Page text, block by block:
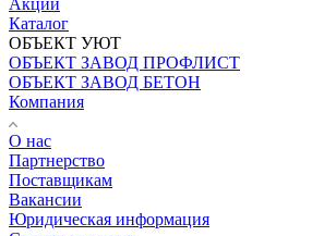
Каталог
ОБЪЕКТ УЮТ
ОБЪЕКТ ЗАВОД ПРОФЛИСТ
ОБЪЕКТ ЗАВОД БЕТОН
Компания
О нас
Партнерство
Поставщикам
Вакансии
Юридическая информация